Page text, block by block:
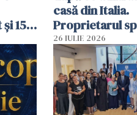
15
casă din Italia.
Proprietarul
s-a apărat cu
26 IULIE 2026